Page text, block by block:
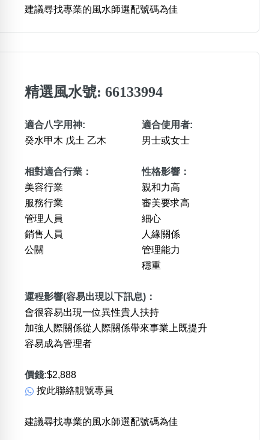
建議尋找專業的風水師選配號碼為佳
精選風水號: 66133994
適合八字用神:
癸水甲木 戊土 乙木
適合使用者:
男士或女士
相對適合行業：
美容行業
服務行業
管理人員
銷售人員
公關
性格影響：
親和力高
審美要求高
細心
人緣關係
管理能力
穩重
運程影響(容易出現以下訊息)：
會很容易出現一位異性貴人扶持
加強人際關係從人際關係帶來事業上既提升
容易成為管理者
價錢:$2,888
按此聯絡靚號專員
建議尋找專業的風水師選配號碼為佳